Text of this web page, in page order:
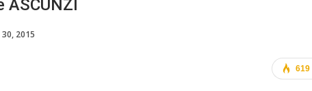
ASCUNZI
2015
619